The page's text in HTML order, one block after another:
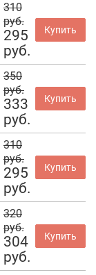
310
руб.
295
руб.
Купить
350
руб.
333
руб.
Купить
310
руб.
295
руб.
Купить
320
руб.
304
руб.
Купить